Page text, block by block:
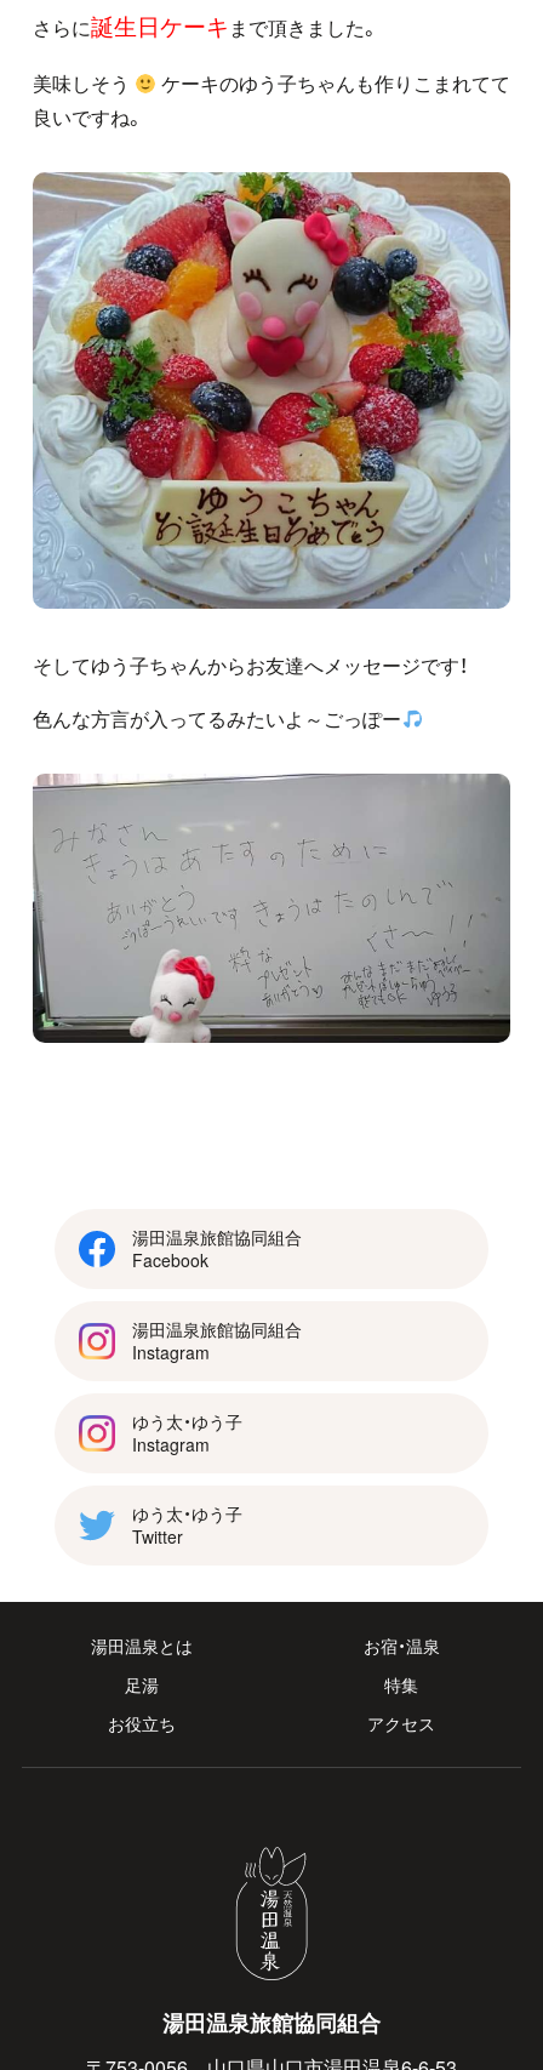
さらに誕生日ケーキ まで頂きました。
美味しそう
ケーキのゆう子ちゃんも作りこまれてて
良いですね。
そしてゆう子ちゃんからお友達へメッセージです！
色んな方言が入ってるみたいよ～ごっぽー
湯田温泉旅館協同組合
Facebook
湯田温泉旅館協同組合
Instagram
ゆう太・ゆう子
Instagram
ゆう太・ゆう子
Twitter
湯田温泉とは
お宿・温泉
足湯
特集
お役立ち
アクセス
湯田温泉旅館協同組合